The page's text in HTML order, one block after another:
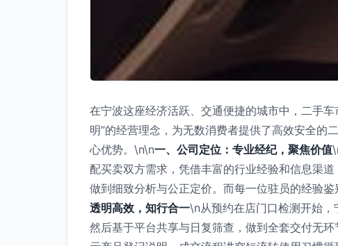
在宁波这座经济活跃、交通便捷的城市中，二手
明”的经营理念，为无数消费者提供了高效安全的
心优势。\n\n一、公司定位：专业经纪，聚焦价值
配买卖双方需求，凭借丰富的行业经验和信息渠
做到细致分析与公正定价。而每一位驻员的经验
透明高效，知行合一\n从预约在店门口检测开始，
然后基于平台共享与日复筛查，做到全套交付无